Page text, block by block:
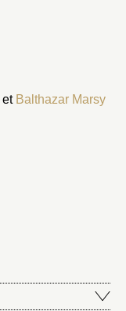
et Balthazar Marsy